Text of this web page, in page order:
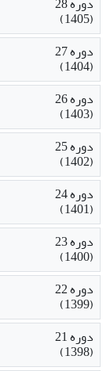
(1405)
دوره 27
(1404)
دوره 26
(1403)
دوره 25
(1402)
دوره 24
(1401)
دوره 23
(1400)
دوره 22
(1399)
دوره 21
(1398)